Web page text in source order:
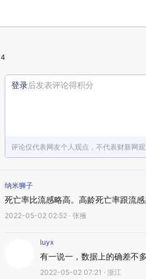
4
登录后发表评论得积分
评论仅代表网友个人观点，不代表财新网
纳米狮子
死亡率比流感略高。高龄死亡率跟流感
2022-05-02 02:52 · 张掖
luyx
有一说一，数据上的确差不多
2022-05-02 07:21 · 浙江